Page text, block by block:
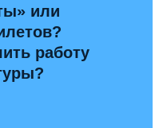
или
работу